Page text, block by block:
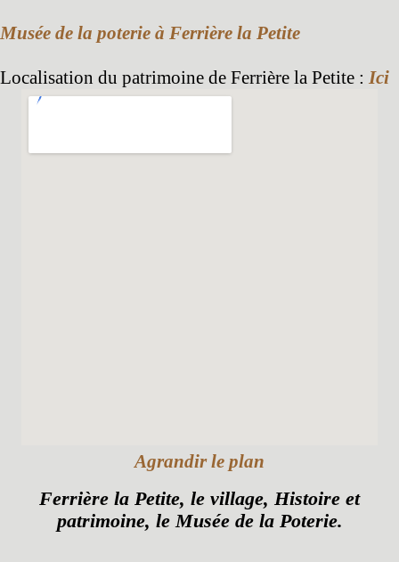
Musée de la poterie à Ferrière la Petite
Localisation du patrimoine de Ferrière la Petite : Ici
Agrandir le plan
Ferrière la Petite, le village, Histoire et
patrimoine, le Musée de la Poterie.